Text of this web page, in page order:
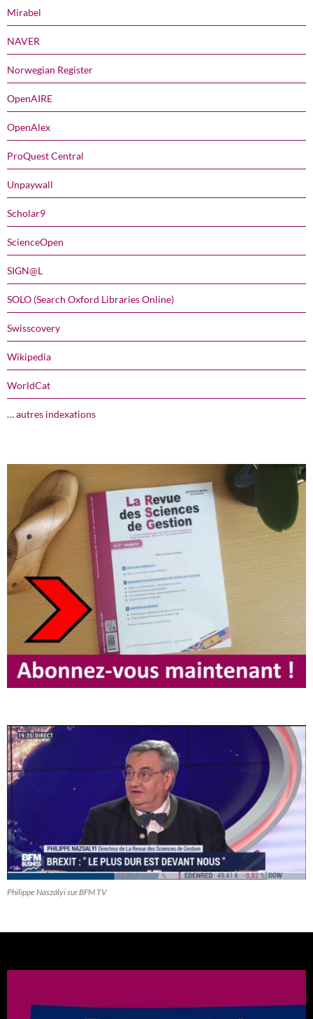
Mirabel
NAVER
Norwegian Register
OpenAIRE
OpenAlex
ProQuest Central
Unpaywall
Scholar9
ScienceOpen
SIGN@L
SOLO (Search Oxford Libraries Online)
Swisscovery
Wikipedia
WorldCat
… autres indexations
Philippe Naszályi sur BFM TV